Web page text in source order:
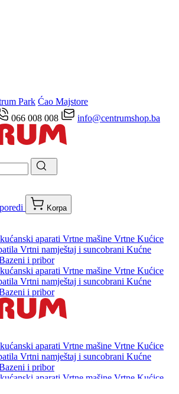
Park Ćao Majstore
066 008 008 info@centrumshop.ba
Korpa
aparati Vrtne mašine Vrtne Kućice
Vrtni namještaj i suncobrani Kućne
i pribor
aparati Vrtne mašine Vrtne Kućice
Vrtni namještaj i suncobrani Kućne
i pribor
aparati Vrtne mašine Vrtne Kućice
Vrtni namještaj i suncobrani Kućne
i pribor
aparati Vrtne mašine Vrtne Kućice